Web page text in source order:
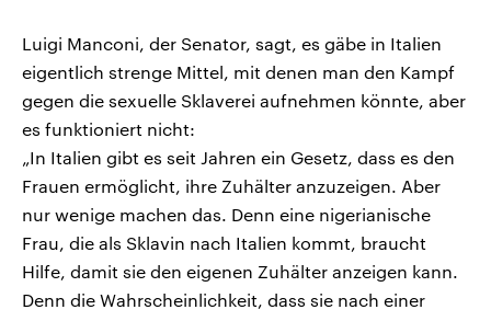
Luigi Manconi, der Senator, sagt, es gäbe in Italien
eigentlich strenge Mittel, mit denen man den Kampf
gegen die sexuelle Sklaverei aufnehmen könnte, aber
es funktioniert nicht:
„In Italien gibt es seit Jahren ein Gesetz, dass es den
Frauen ermöglicht, ihre Zuhälter anzuzeigen. Aber
nur wenige machen das. Denn eine nigerianische
Frau, die als Sklavin nach Italien kommt, braucht
Hilfe, damit sie den eigenen Zuhälter anzeigen kann.
Denn die Wahrscheinlichkeit, dass sie nach einer